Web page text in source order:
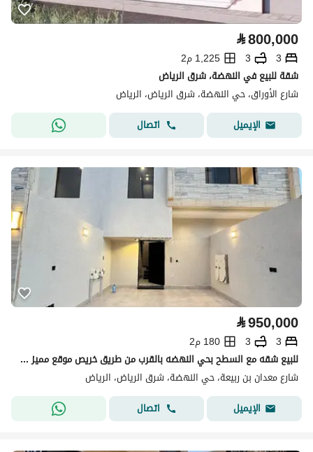
⃁800,000
3
3
1,225 م2
شقة للبيع في النهضة، شرق الرياض
شارع الأوراق، حي النهضة، شرق الرياض، الرياض
الإيميل
اتصال
⃁950,000
3
3
180 م2
للبيع شقه مع السطح بحي النهضه بالقرب من طريق خريص موقع مميز بالقرب من جميع الخدمات
شارع معدان بن ربيعة، حي النهضة، شرق الرياض، الرياض
الإيميل
اتصال